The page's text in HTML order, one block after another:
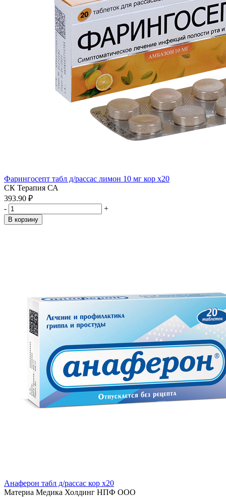
Фарингосепт табл д/рассас лимон 10 мг кор x20
СК Терапия СА
393.90 ₽
-
+
В корзину
Анаферон табл д/рассас кор x20
Материа Медика Холдинг НПФ ООО